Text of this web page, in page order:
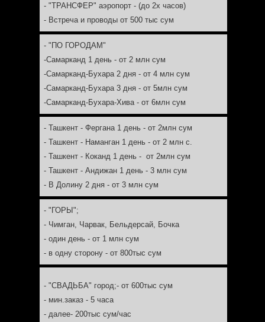
- "ТРАНСФЕР" аэропорт - (до 2х часов)
- Встреча и проводы от 500 тыс сум
- "ПО ГОРОДАМ"
-Самарканд 1 день - от 2 млн сум
-Самарканд-Бухара 2 дня - от 4 млн сум
-Самарканд-Бухара 3 дня - от 5млн сум
-Самарканд-Бухара-Хива - от 6млн сум
- Ташкент - Фергана 1 день - от 2млн сум
- Ташкент - Наманган 1 день - от 2 млн с.
- Ташкент - Коканд 1 день - от 2млн сум
- Ташкент - Андижан 1 день - 3 млн сум
- В Долину 2 дня - от 3 млн сум
- "ГОРЫ";
- Чимган, Чарвак, Бельдерсай, Бочка
- один день - от 1 млн сум
- в одну сторону - от 800тыс сум
- "СВАДЬБА" город;- от 600тыс сум
- мин.заказ - 5 часа
- далее- 200тыс сум/час